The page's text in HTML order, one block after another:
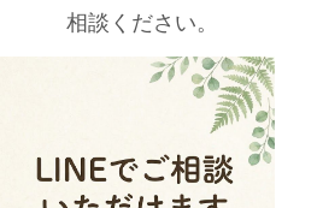
相談ください。